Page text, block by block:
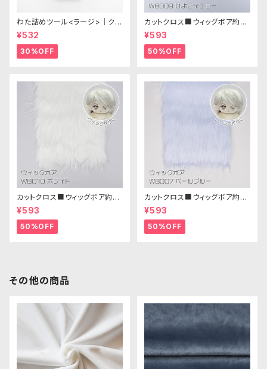
わた詰めツール<ラージ>｜クロ
バー
¥532
30%OFF
カットクロス■ウィッグボア約8c
m(ひよこイエロー)WB009ボア
生地 25cm × 45cm
¥593
50%OFF
カットクロス■ウィッグボア約8c
m(ホワイト)WB010 ボア生地
25cm × 45cm
¥593
50%OFF
カットクロス■ウィッグボア約8c
m(ペールブルー)WB007ボア
生地 25cm × 45cm
¥593
50%OFF
その他の商品